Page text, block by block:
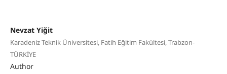
Nevzat Yiğit
Karadeniz Teknik Üniversitesi, Fatih Eğitim Fakültesi, Trabzon-
TÜRKİYE
Author